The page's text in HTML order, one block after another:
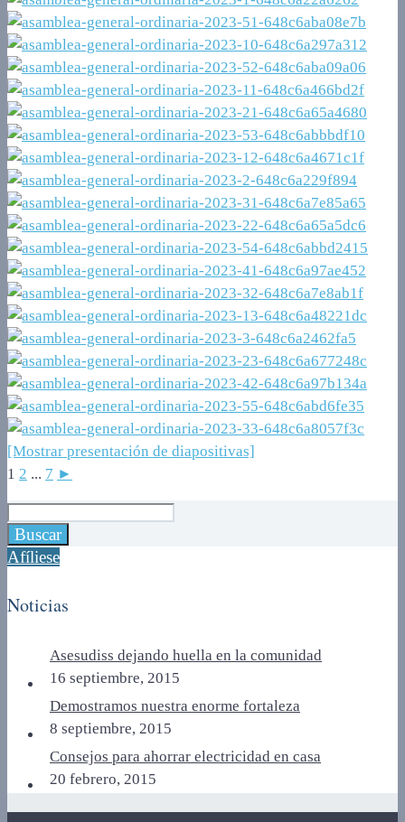
[Mostrar presentación de diapositivas]
1 2 ... 7 ►
Afíliese
Noticias
Asesudiss dejando huella en la comunidad
16 septiembre, 2015
Demostramos nuestra enorme fortaleza
8 septiembre, 2015
Consejos para ahorrar electricidad en casa
20 febrero, 2015